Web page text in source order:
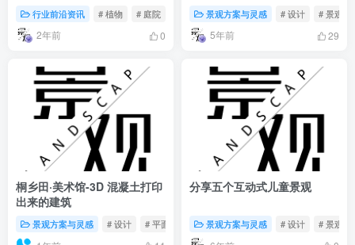
行业前沿资讯 # 植物 # 庭院 # 花卉
2年前 0
景观方案与灵感 # 设计 # 景观
5年前 29
桐乡田·美术馆-3D 混凝土打印
出来的建筑
景观方案与灵感 # 设计 # 平面图 # 建筑设计
分享五个互动式儿童景观
景观方案与灵感 # 设计 # 景观